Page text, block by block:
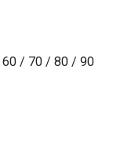
/ 70 / 80 / 90